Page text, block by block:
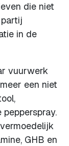
die niet
in de
vuurwerk
een niet
GHB en